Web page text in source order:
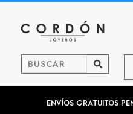
ENVÍOS GRATUITOS